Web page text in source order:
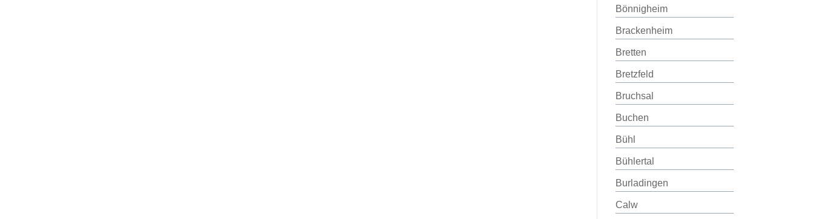
Bönnigheim
Brackenheim
Bretten
Bretzfeld
Bruchsal
Buchen
Bühl
Bühlertal
Burladingen
Calw